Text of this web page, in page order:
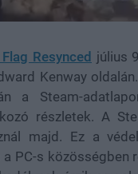
37.00%
Resynced július
Kenway
a Steam-
részletek. A
majd. Ez a
PC-s